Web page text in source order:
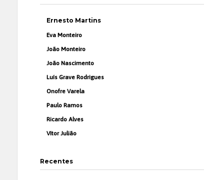
Ernesto Martins
Eva Monteiro
João Monteiro
João Nascimento
Luís Grave Rodrigues
Onofre Varela
Paulo Ramos
Ricardo Alves
Vítor Julião
Recentes